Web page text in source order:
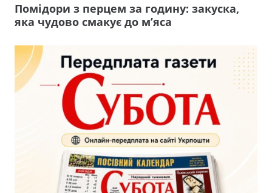
Помідори з перцем за годину: закуска,
яка чудово смакує до м’яса